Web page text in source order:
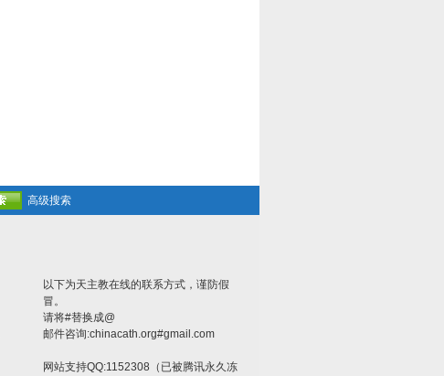
高级搜索
以下为天主教在线的联系方式，谨防假
冒。
请将#替换成@
邮件咨询:chinacath.org#gmail.com
网站支持QQ:1152308（已被腾讯永久冻